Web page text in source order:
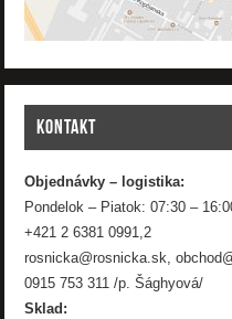
KONTAKT
Objednávky – logistika:
Pondelok – Piatok: 07:30 –
+421 2 6381 0991,2
rosnicka@rosnicka.sk,
0915 753 311 /p. Šághyová/
Sklad: